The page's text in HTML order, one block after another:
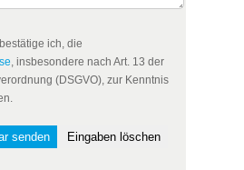
ich, die
, insbesondere nach Art. 13 der
(DSGVO), zur Kenntnis